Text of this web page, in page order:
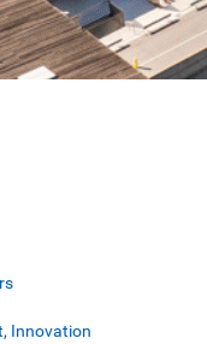
Innovation